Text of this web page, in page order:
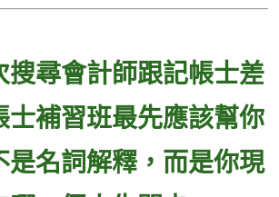
搜尋會計師跟記帳士差
士補習班最先應該幫你
是名詞解釋，而是你現